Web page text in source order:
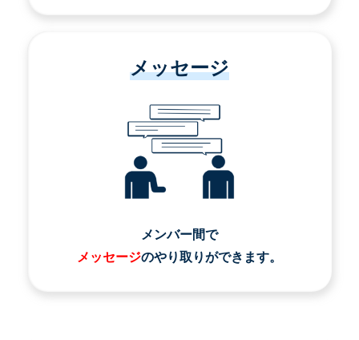
メッセージ
メンバー間で
メッセージのやり取りができます。